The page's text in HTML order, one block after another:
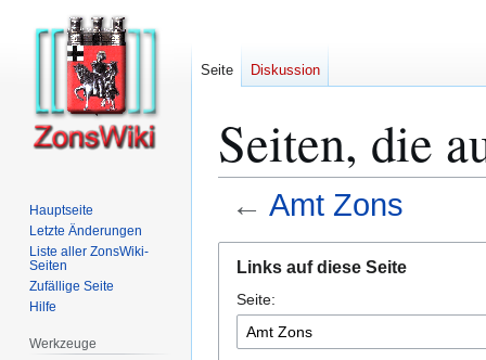
Seiten, die
← Amt Zons
Navigation
springen
Suche
springen
Links auf diese Seite
Seite:
Seite Diskussion
Hauptseite
Letzte Änderungen
Liste aller ZonsWiki-
Seiten
Zufällige Seite
Hilfe
Werkzeuge